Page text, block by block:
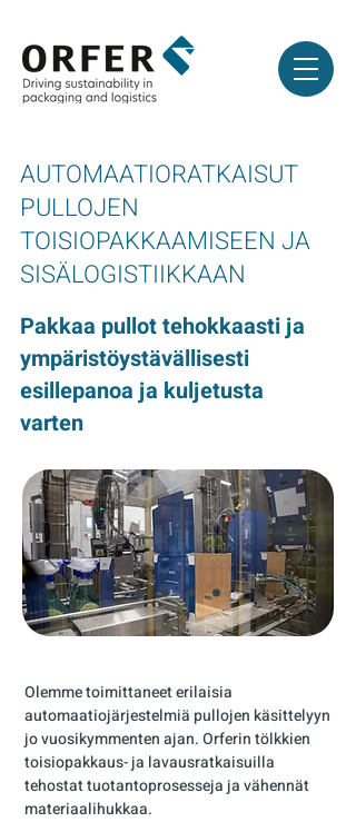
AUTOMAATIORATKAISUT
PULLOJEN
TOISIOPAKKAAMISEEN JA
SISÄLOGISTIIKKAAN
Pakkaa pullot tehokkaasti ja
ympäristöystävällisesti
esillepanoa ja kuljetusta
varten
Olemme toimittaneet erilaisia
automaatiojärjestelmiä pullojen käsittelyyn
jo vuosikymmenten ajan. Orferin tölkkien
toisiopakkaus- ja lavausratkaisuilla
tehostat tuotantoprosesseja ja vähennät
materiaalihukkaa.